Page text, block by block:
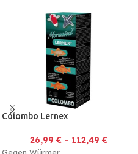
Colombo Lernex
26,99 €– 112,49 €
Gegen Würmer